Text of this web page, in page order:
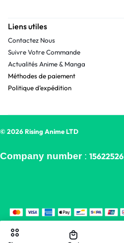
Liens utiles
Contactez Nous
Suivre Votre Commande
Actualités Anime & Manga
Méthodes de paiement
Politique d’expédition
© 2026 Rising Anime LTD
Company number: 15622526